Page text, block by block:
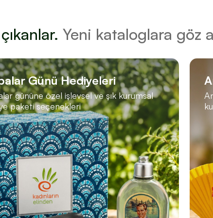
Yeni kataloglara göz
Günü Hediyeleri
gününe özel işlevsel ve şık kurumsal
paketi seçenekleri